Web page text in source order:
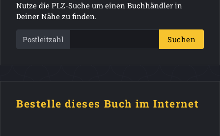
Nutze die PLZ-Suche um einen Buchhändler in
Deiner Nähe zu finden.
Postleitzahl Suchen
Bestelle dieses Buch im Internet